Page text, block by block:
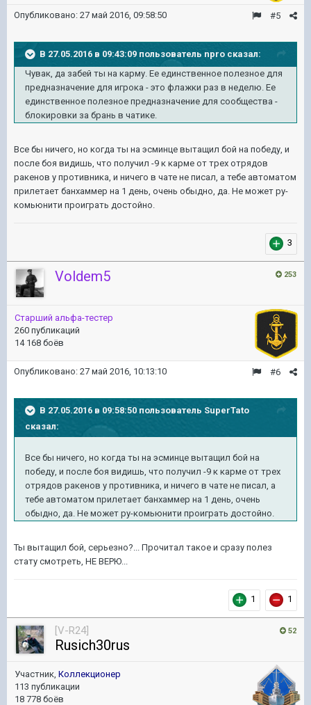
#5
Опубликовано: 27 май 2016, 09:58:50
В 27.05.2016 в 09:43:09 пользователь npro сказал:
Чувак, да забей ты на карму. Ее единственное полезное для
предназначение для игрока - это флажки раз в неделю. Ее
единственное полезное предназначение для сообщества -
блокировки за брань в чатике.
Все бы ничего, но когда ты на эсминце вытащил бой на победу, и
после боя видишь, что получил -9 к карме от трех отрядов
ракенов у противника, и ничего в чате не писал, а тебе автоматом
прилетает банхаммер на 1 день, очень обыдно, да. Не может ру-
комьюнити проиграть достойно.
3
253
Voldem5
Старший альфа-тестер
260 публикаций
14 168 боёв
#6
Опубликовано: 27 май 2016, 10:13:10
В 27.05.2016 в 09:58:50 пользователь SuperTato
сказал:
Все бы ничего, но когда ты на эсминце вытащил бой на
победу, и после боя видишь, что получил -9 к карме от трех
отрядов ракенов у противника, и ничего в чате не писал, а
тебе автоматом прилетает банхаммер на 1 день, очень
обыдно, да. Не может ру-комьюнити проиграть достойно.
Ты вытащил бой, серьезно?... Прочитал такое и сразу полез
стату смотреть, НЕ ВЕРЮ...
1 1
52
[V-R24]
Rusich30rus
Участник, Коллекционер
113 публикации
18 778 боёв